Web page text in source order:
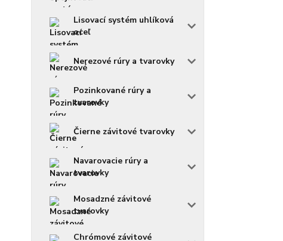
Lisovací systém uhlíková
oceľ
Nerezové rúry a tvarovky
Pozinkované rúry a
tvarovky
Čierne závitové tvarovky
Navarovacie rúry a
tvarovky
Mosadzné závitové
tvarovky
Chrómové závitové